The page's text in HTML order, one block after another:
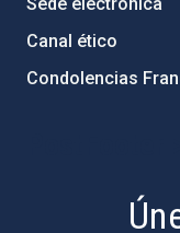
Canal ético
Condolencias